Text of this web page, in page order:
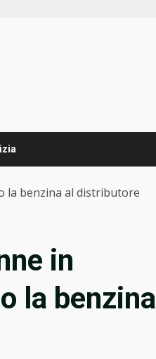
la benzina al distributore
in
la benzina